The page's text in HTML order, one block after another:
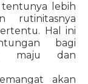
tentunya lebih
rutinitasnya
Hal ini
bagi
maju dan
akan